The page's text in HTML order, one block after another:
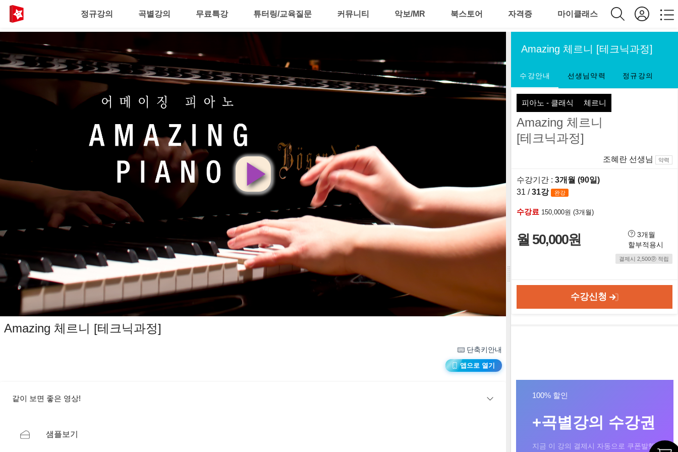
정규강의 곡별강의 무료특강 튜터링/교육질문 커뮤니티 악보/MR 북스토어 자격증 마이클래스
영
상
재
Amazing 체르니 [테크닉과정]
단축키안내
앱으로 열기
같이 보면 좋은 영상!
샘플보기
Amazing 체르니 [테크닉과정]
수강안내 선생님약력 정규강의
피아노 - 클래식 체르니
Amazing 체르니
[테크닉과정]
조혜란 선생님 약력
수강기간 : 3개월 (90일)
31 /31강 완강
수강료 150,000원 (3개월)
월 50,000원
3개월
할부적용시
결제시 2,500ⓟ 적립
수강신청
100% 할인
+곡별강의 수강권
지금 이 강의 결제시 자동으로 쿠폰발행!